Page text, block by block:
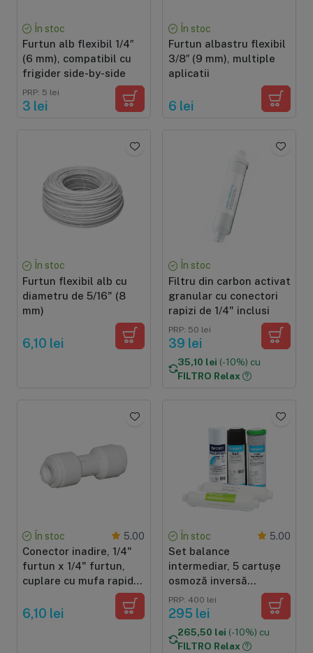
În stoc
Furtun alb flexibil 1/4″
(6 mm), compatibil cu
frigider side-by-side
PRP: 5 lei
3 lei
În stoc
Furtun albastru flexibil
3/8″ (9 mm), multiple
aplicatii
6 lei
În stoc
Furtun flexibil alb cu
diametru de 5/16" (8
mm)
6,10 lei
În stoc
Filtru din carbon activat
granular cu conectori
rapizi de 1/4" inclusi
PRP: 50 lei
39 lei
35,10 lei (-10%) cu
FILTRO Relax
În stoc 5.00
Conector inadire, 1/4"
furtun x 1/4" furtun,
cuplare cu mufa rapida,
pentru tub de 6 mm
6,10 lei
În stoc 5.00
Set balance
intermediar, 5 cartușe
osmoză inversă
premium, prefiltrare și
postfiltrare, înlocuire la
standard
PRP: 400 lei
295 lei
265,50 lei (-10%) cu
FILTRO Relax